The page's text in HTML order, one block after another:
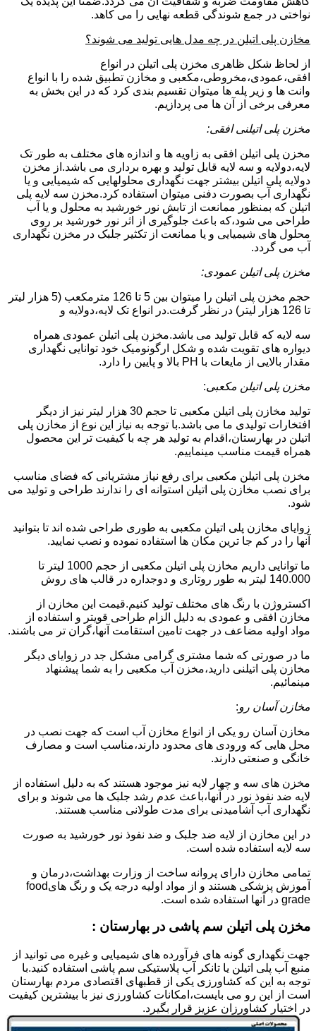
نواختی در جمع شوندگی قطعه نهایی را می کاهد.
مخازن پلی اتیلن در چه مدل هایی تولید می شوند؟
از لحاظ شکل ظاهری مخزن پلی اتیلن در انواع
افقی،عمودی،مخروطی،مکعبی و مخازن تطبیق شده را با انواع
وانت ها و زیر پله ها میتوان تقسیم بندی کرد که در این بخش به
معرفی برخی از آن ها می پردازیم.
مخزن پلی اتیلنی افقی:
مخزن پلی اتیلن افقی به زاویه ها و اندازه های مختلف به طور تک
لایه،دولایه و سه لایه قابل تولید و بهره برداری می باشد.از مخزن
دولایه پلی اتیلن بیشتر جهت نگهداری محلولهایی که شیمیایی و یا
نگهداری آب بصورت دفنی میتوان استفاده کرد.مخزن سه لایه پلی
اتیلن که بمنظور ممانعت از تابش نور خورشید به محلول و یا آب
طراحی می شود،که باعث جلوگیری از اثر نور خورشید بر روی
محلول های شیمیایی و یا ممانعت از تکثیر جلبک در مخزن نگهداری
آب می گردد.
مخزن پلی اتیلن عمودی:
حجم مخزن پلی اتیلن را میتوان بین 5 تا 126 مترمکعب (5 هزار لیتر
تا 126 هزار لیتر) در نظر گرفت.در انواع تک لایه،دولایه و
سه لایه که قابل تولید می باشد.مخزن پلی اتیلن عمودی همراه
دیواره های تقویت شده و شکل ارگونومیک خود توانایی نگهداری
مقدار بالایی از مایعات با PH بالا و پایین را دارد.
مخزن پلی اتیلن مکعبی:
تولید مخازن پلی اتیلن مکعبی تا حجم 30 هزار لیتر نیز از دیگر
افتخارات تولیدی ما می باشد.با توجه به نیاز این نوع از مخازن پلی
اتیلن در بهارستان،اقدام به تولید هر چه با کیفیت تر این محصول
همراه قیمت مناسب مینماییم.
مخزن پلی اتیلن مکعبی برای رفع نیاز مشتریانی که فضای مناسب
برای نصب مخازن پلی اتیلن استوانه ای را ندارند طراحی و تولید می
شود.
زوایای مخازن پلی اتیلن مکعبی به طوری طراحی شده اند تا بتوانید
آنها را در کم جا ترین مکان ها استفاده نموده و نصب نمایید.
ما توانایی داریم مخازن پلی اتیلن مکعبی از حجم 1000 لیتر تا
140.000 لیتر به طور روتاری و دوجداره در قالب های روش
اکستروژن با رنگ های مختلف تولید کنیم.قیمت این مخازن از
مخازن افقی و عمودی به دلیل الزام طراحی قویتر و استفاده از
مواد اولیه مضاعف در جهت تامین استقامت آنها،گران تر می باشند.
ما در صورتی که شما مشتری گرامی مشکل جد در زوایای دیگر
مخازن پلی اتیلنی دارید،مخزن آب مکعبی را به شما پیشنهاد
مینمائیم.
مخازن آسان رو:
مخازن آسان رو یکی از انواع مخازن آب است که جهت نصب در
محل هایی که ورودی های محدود دارند،مناسب است و مصارف
خانگی و صنعتی دارند.
مخزن های سه و چهار لایه نیز موجود هستند که به دلیل استفاده از
لایه ضد نفوذ نور در آنها،باعث عدم رشد جلبک ها می شوند و برای
نگهداری آب آشامیدنی برای مدت طولانی مناسب هستند.
در این مخازن از لایه ضد جلبک و ضد نفوذ نور خورشید به صورت
سه لایه استفاده شده است.
تمامی مخازن دارای پروانه ساخت از وزارت بهداشت،درمان و
آموزش پزشکی هستند و از مواد اولیه درجه یک و رنگ هایfood
grade در آنها استفاده شده است.
مخزن پلی اتیلن سم پاشی در بهارستان :
جهت نگهداری گونه های فرآورده های شیمیایی و غیره می توانید از
منبع آب پلی اتیلن یا تانکر آب پلاستیکی سم پاشی استفاده کنید.با
توجه به این که کشاورزی یکی از قطبهای اقتصادی مردم بهارستان
است از این رو می بایست،امکانات کشاورزی نیز با بیشترین کیفیت
در اختیار کشاورزان عزیز قرار بگیرد.